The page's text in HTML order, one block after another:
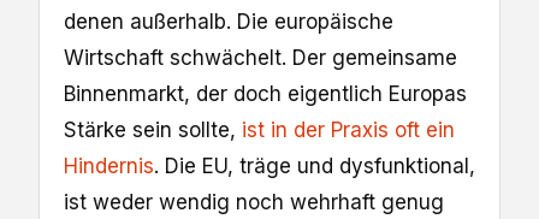
denen außerhalb. Die europäische
Wirtschaft schwächelt. Der gemeinsame
Binnenmarkt, der doch eigentlich Europas
Stärke sein sollte, ist in der Praxis oft ein
Hindernis. Die EU, träge und dysfunktional,
ist weder wendig noch wehrhaft genug